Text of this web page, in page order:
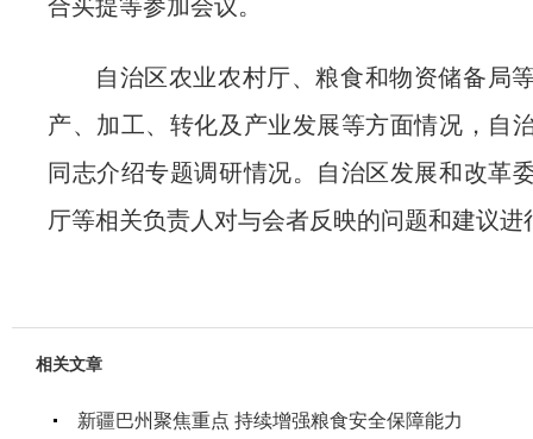
合买提等参加会议。
自治区农业农村厅、粮食和物资储备局
产、加工、转化及产业发展等方面情况，自
同志介绍专题调研情况。自治区发展和改革
厅等相关负责人对与会者反映的问题和建议进
相关文章
新疆巴州聚焦重点 持续增强粮食安全保障能力